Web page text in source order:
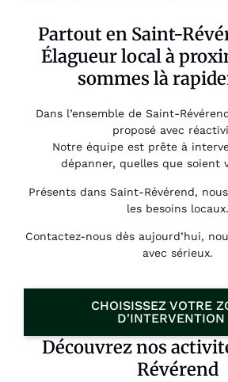
Partout en Saint-
Élagueur local à
sommes là
Dans l’ensemble de Saint-
proposé avec
Notre équipe est prête à
dépanner, quelles que soient
Présents dans Saint-Révérend,
les besoins locaux.
Contactez-nous dès aujourd’hui,
avec sérieux.
CHOISISSEZ VOTRE
D'INTERVENTION
Découvrez nos
Révérend